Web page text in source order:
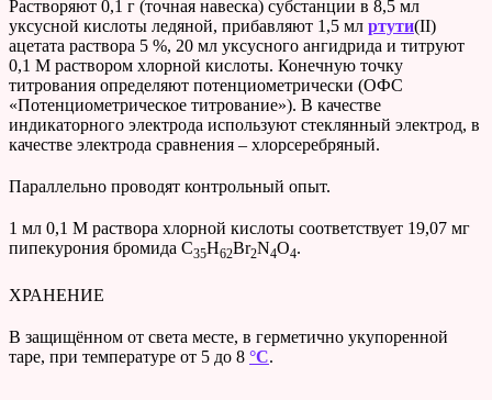
Растворяют 0,1 г (точная навеска) субстанции в 8,5 мл
уксусной кислоты ледяной, прибавляют 1,5 мл ртути(II)
ацетата раствора 5 %, 20 мл уксусного ангидрида и титруют
0,1 М раствором хлорной кислоты. Конечную точку
титрования определяют потенциометрически (ОФС
«Потенциометрическое титрование»). В качестве
индикаторного электрода используют стеклянный электрод, в
качестве электрода сравнения – хлорсеребряный.
Параллельно проводят контрольный опыт.
1 мл 0,1 М раствора хлорной кислоты соответствует 19,07 мг
пипекурония бромида C35H62Br2N4O4.
ХРАНЕНИЕ
В защищённом от света месте, в герметично укупоренной
таре, при температуре от 5 до 8 °C.